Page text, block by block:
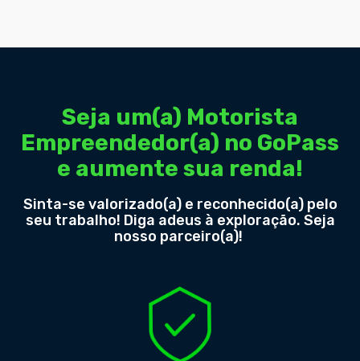
Seja um(a) Motorista
Empreendedor(a) no GoPass
e aumente sua renda!
Sinta-se valorizado(a) e reconhecido(a) pelo
seu trabalho! Diga adeus à exploração. Seja
nosso parceiro(a)!